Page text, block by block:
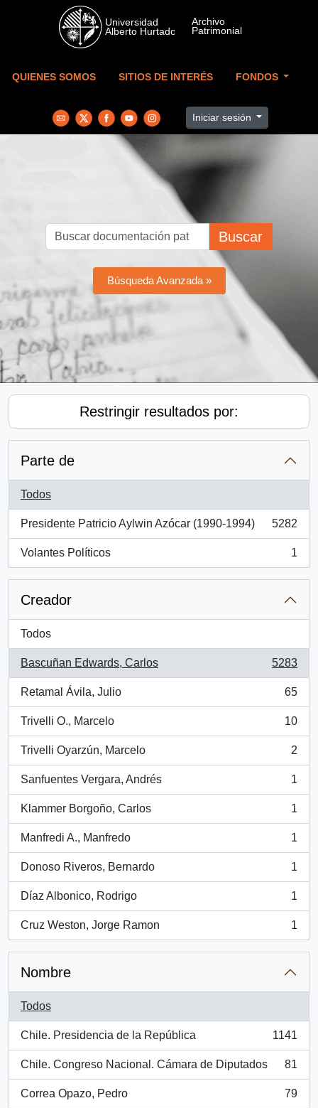
Skip to main content
QUIENES SOMOS SITIOS DE INTERÉS FONDOS
Iniciar sesión
Buscar
Búsqueda Avanzada »
Restringir resultados por:
Parte de
Todos
Presidente Patricio Aylwin Azócar (1990-1994)
, 5282 resultados
5282
Volantes Políticos
, 1 resultados
1
Creador
Todos
Bascuñan Edwards, Carlos
, 5283 resultados
5283
Retamal Ávila, Julio
, 65 resultados
65
Trivelli O., Marcelo
, 10 resultados
10
Trivelli Oyarzún, Marcelo
, 2 resultados
2
Sanfuentes Vergara, Andrés
, 1 resultados
1
Klammer Borgoño, Carlos
, 1 resultados
1
Manfredi A., Manfredo
, 1 resultados
1
Donoso Riveros, Bernardo
, 1 resultados
1
Díaz Albonico, Rodrigo
, 1 resultados
1
Cruz Weston, Jorge Ramon
, 1 resultados
1
Nombre
Todos
Chile. Presidencia de la República
, 1141 resultados
1141
Chile. Congreso Nacional. Cámara de Diputados
, 81 resultados
81
Correa Opazo, Pedro
, 79 resultados
79